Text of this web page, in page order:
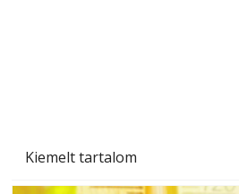
Kiemelt tartalom